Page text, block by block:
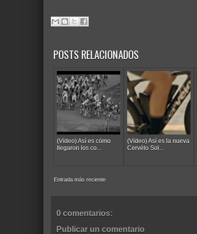
POSTS RELACIONADOS
(Vídeo) Así es cómo
llegaron los co...
(Vídeo) Así es la nueva
Cervélo Sol...
Entrada más reciente
0 comentarios:
Publicar un comentario